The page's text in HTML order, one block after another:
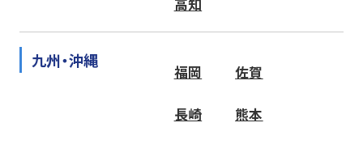
九州・沖縄
福岡 佐賀
長崎 熊本